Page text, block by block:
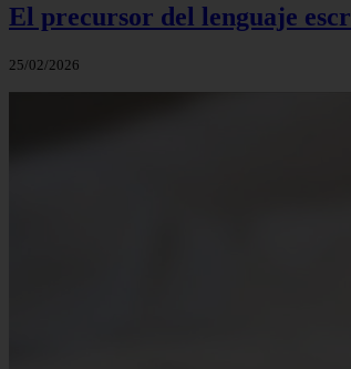
El precursor del lenguaje
25/02/2026